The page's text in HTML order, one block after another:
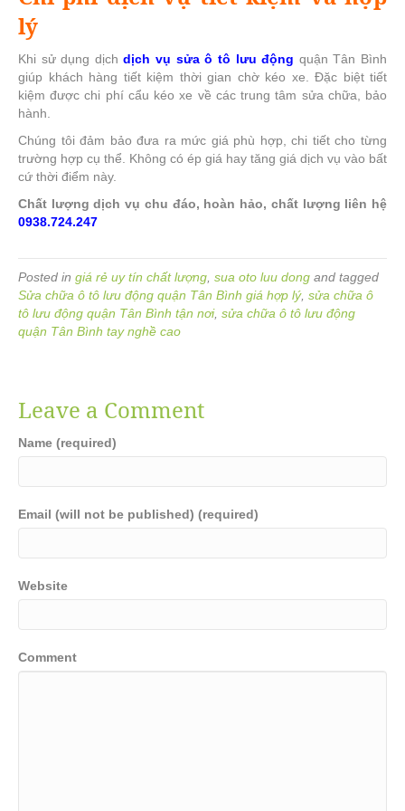
lý
Khi sử dụng dịch dịch vụ sửa ô tô lưu động quận Tân Bình
giúp khách hàng tiết kiệm thời gian chờ kéo xe. Đặc biệt tiết
kiệm được chi phí cẩu kéo xe về các trung tâm sửa chữa, bảo
hành.
Chúng tôi đảm bảo đưa ra mức giá phù hợp, chi tiết cho từng
trường hợp cụ thể. Không có ép giá hay tăng giá dịch vụ vào bất
cứ thời điểm này.
Chất lượng dịch vụ chu đáo, hoàn hảo, chất lượng liên hệ
0938.724.247
Posted in giá rẻ uy tín chất lượng sua oto luu dong and tagged
Sửa chữa ô tô lưu động quận Tân Bình giá hợp lý, sửa chữa ô
tô lưu động quận Tân Bình tận nơi, sửa chữa ô tô lưu động
quận Tân Bình tay nghề cao
Leave a Comment
Name (required)
Email (will not be published) (required)
Website
Comment